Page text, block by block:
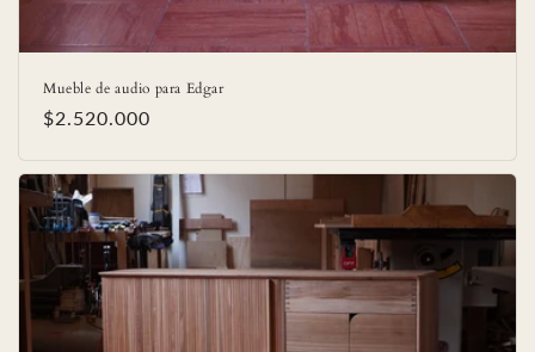
Mueble de audio para Edgar
Precio
$2.520.000